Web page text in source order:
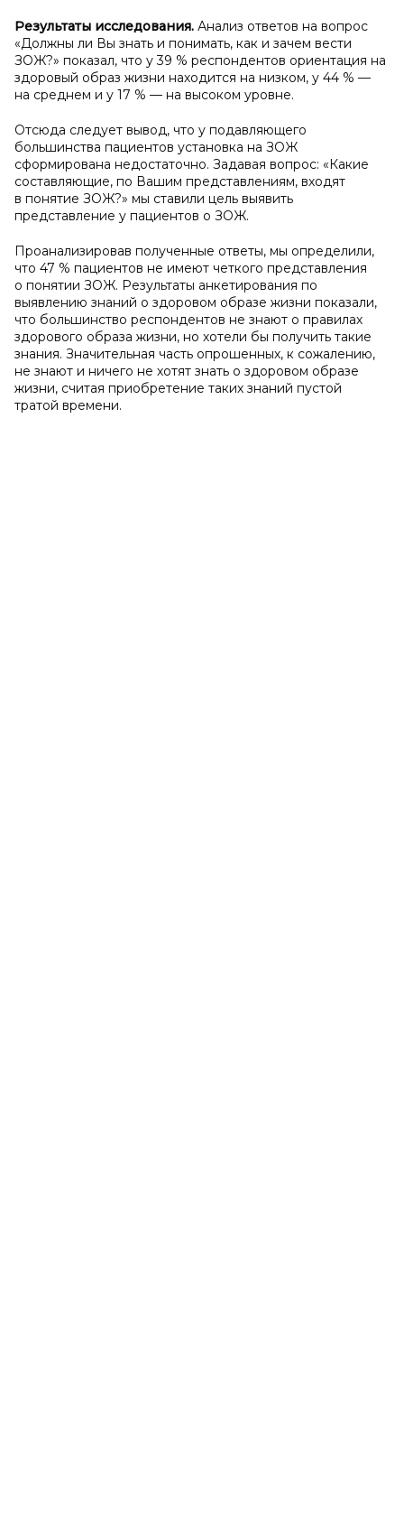
Результаты исследования. Анализ ответов на вопрос
«Должны ли Вы знать и понимать, как и зачем вести
ЗОЖ?» показал, что у 39 % респондентов ориентация на
здоровый образ жизни находится на низком, у 44 % —
на среднем и у 17 % — на высоком уровне.
Отсюда следует вывод, что у подавляющего
большинства пациентов установка на ЗОЖ
сформирована недостаточно. Задавая вопрос: «Какие
составляющие, по Вашим представлениям, входят
в понятие ЗОЖ?» мы ставили цель выявить
представление у пациентов о ЗОЖ.
Проанализировав полученные ответы, мы определили,
что 47 % пациентов не имеют четкого представления
о понятии ЗОЖ. Результаты анкетирования по
выявлению знаний о здоровом образе жизни показали,
что большинство респондентов не знают о правилах
здорового образа жизни, но хотели бы получить такие
знания. Значительная часть опрошенных, к сожалению,
не знают и ничего не хотят знать о здоровом образе
жизни, считая приобретение таких знаний пустой
тратой времени.